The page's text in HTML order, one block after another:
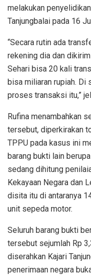
melakukan
Tanjungbalai pada 16
“Secara rutin ada
rekening dia dan
Sehari bisa 20 kali
bisa miliaran rupiah. Di
proses transaksi itu,”
Rufina menambahkan
tersebut, diperkirakan
TPPU pada kasus ini
barang bukti lain
sedang dihitung
Kekayaan Negara dan
disita itu di antaranya
unit sepeda motor.
Seluruh barang bukti
tersebut sejumlah Rp
diserahkan Kajari
penerimaan negara